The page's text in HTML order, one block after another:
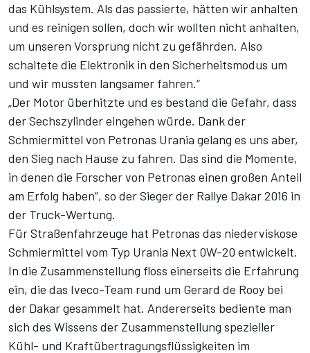
das Kühlsystem. Als das passierte, hätten wir anhalten
und es reinigen sollen, doch wir wollten nicht anhalten,
um unseren Vorsprung nicht zu gefährden. Also
schaltete die Elektronik in den Sicherheitsmodus um
und wir mussten langsamer fahren.“
„Der Motor überhitzte und es bestand die Gefahr, dass
der Sechszylinder eingehen würde. Dank der
Schmiermittel von Petronas Urania gelang es uns aber,
den Sieg nach Hause zu fahren. Das sind die Momente,
in denen die Forscher von Petronas einen großen Anteil
am Erfolg haben“, so der Sieger der Rallye Dakar 2016 in
der Truck-Wertung.
Für Straßenfahrzeuge hat Petronas das niederviskose
Schmiermittel vom Typ Urania Next 0W-20 entwickelt.
In die Zusammenstellung floss einerseits die Erfahrung
ein, die das Iveco-Team rund um Gerard de Rooy bei
der Dakar gesammelt hat. Andererseits bediente man
sich des Wissens der Zusammenstellung spezieller
Kühl- und Kraftübertragungsflüssigkeiten im